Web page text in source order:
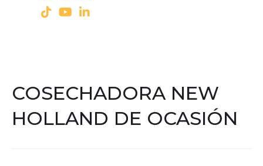
COSECHADORA NEW
HOLLAND DE OCASIÓN